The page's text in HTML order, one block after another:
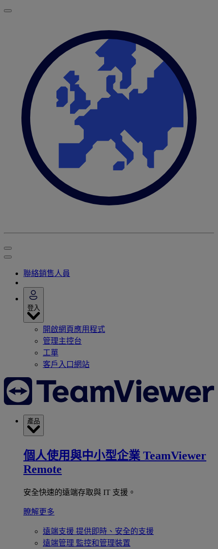
聯絡銷售人員
登入
開啟網頁應用程式
管理主控台
工單
客戶入口網站
產品
個人使用與中小型企業 TeamViewer
Remote
安全快速的遠端存取與 IT 支援。
瞭解更多
遠端支援 提供即時、安全的支援
遠端管理 監控和管理裝置